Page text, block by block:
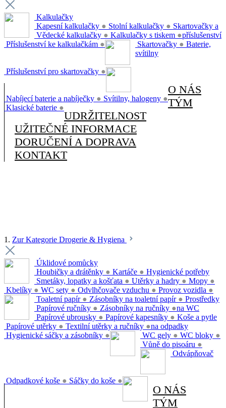
Kalkulačky
Kapesní kalkulačky ● Stolní kalkulačky ●
Vědecké kalkulačky ● Kalkulačky s tiskem ●
Příslušenství ke kalkulačkám ●
Skartovačky a
příslušenství
Skartovačky ●
Příslušenství pro skartovačky ●
Baterie,
svítilny
Nabíjecí baterie a nabíječky ● Svítilny, halogeny ●
Klasické baterie ●
O NÁS
TÝM
UDRŽITELNOST
UŽITEČNÉ INFORMACE
DORUČENÍ A DOPRAVA
KONTAKT
1. Zur Kategorie Drogerie & Hygiena
Úklidové pomůcky
Houbičky a drátěnky ● Kartáče ●
Smetáky, lopatky a košťata ● Utěrky a hadry ● Mopy ●
Kbelíky ● WC sety ● Odvlhčovače vzduchu ● Provoz vozidla ●
Hygienické potřeby
Toaletní papír ● Zásobníky na toaletní papír ●
Papírové ručníky ● Zásobníky na ručníky ●
Papírové ubrousky ● Papírové kapesníky ●
Papírové utěrky ● Textilní utěrky a ručníky ●
Hygienické sáčky a zásobníky ●
Prostředky
na WC
WC gely ● WC bloky ●
Vůně do pisoáru ●
Koše a pytle
na odpadky
Odpadkové koše ● Sáčky do koše ●
Odvápňovač
O NÁS
TÝM